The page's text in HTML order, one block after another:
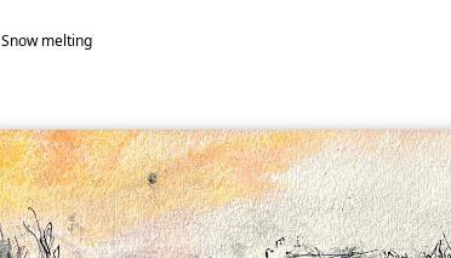
Snow melting